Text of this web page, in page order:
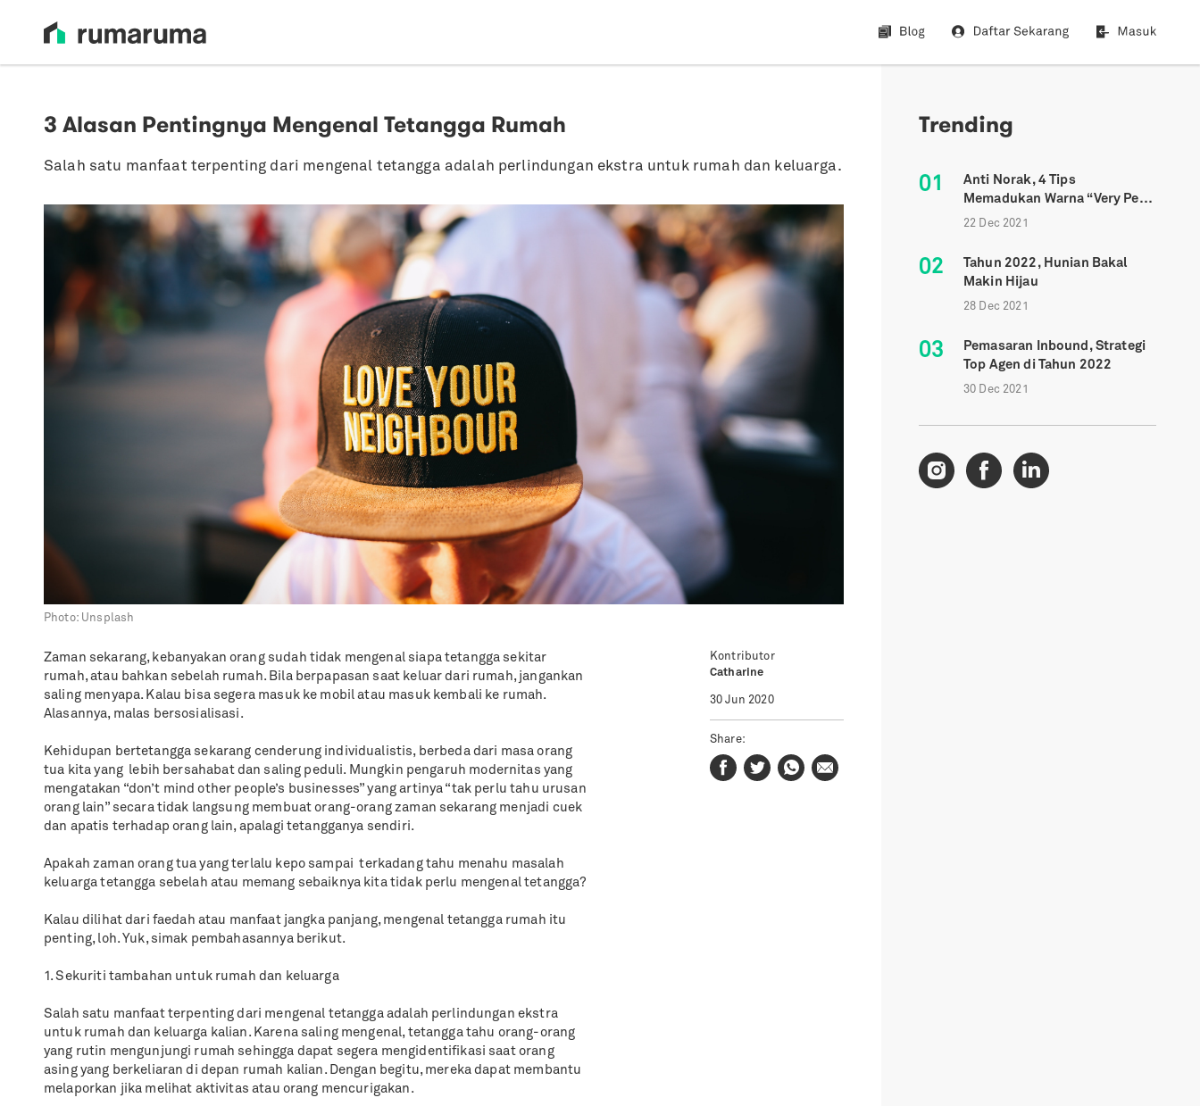
3 Alasan Pentingnya Mengenal Tetangga Rumah
Salah satu manfaat terpenting dari mengenal tetangga adalah perlindungan ekstra untuk rumah dan keluarga.
Photo: Unsplash
Zaman sekarang, kebanyakan orang sudah tidak mengenal siapa tetangga sekitar
rumah, atau bahkan sebelah rumah. Bila berpapasan saat keluar dari rumah, jangankan
saling menyapa. Kalau bisa segera masuk ke mobil atau masuk kembali ke rumah.
Alasannya, malas bersosialisasi.
Kehidupan bertetangga sekarang cenderung individualistis, berbeda dari masa orang
tua kita yang lebih bersahabat dan saling peduli. Mungkin pengaruh modernitas yang
mengatakan “don’t mind other people’s businesses” yang artinya “tak perlu tahu urusan
orang lain” secara tidak langsung membuat orang-orang zaman sekarang menjadi cuek
dan apatis terhadap orang lain, apalagi tetangganya sendiri.
Apakah zaman orang tua yang terlalu kepo sampai terkadang tahu menahu masalah
keluarga tetangga sebelah atau memang sebaiknya kita tidak perlu mengenal tetangga?
Kalau dilihat dari faedah atau manfaat jangka panjang, mengenal tetangga rumah itu
penting, loh. Yuk, simak pembahasannya berikut.
1. Sekuriti tambahan untuk rumah dan keluarga
Salah satu manfaat terpenting dari mengenal tetangga adalah perlindungan ekstra
untuk rumah dan keluarga kalian. Karena saling mengenal, tetangga tahu orang-orang
yang rutin mengunjungi rumah sehingga dapat segera mengidentifikasi saat orang
asing yang berkeliaran di depan rumah kalian. Dengan begitu, mereka dapat membantu
melaporkan jika melihat aktivitas atau orang mencurigakan.
Kontributor
Catharine
30 Jun 2020
Share:
Trending
01
Anti Norak, 4 Tips
Memadukan Warna “Very Peri”
Ke Dalam Hunian
22 Dec 2021
02
Tahun 2022, Hunian Bakal
Makin Hijau
28 Dec 2021
03
Pemasaran Inbound, Strategi
Top Agen di Tahun 2022
30 Dec 2021